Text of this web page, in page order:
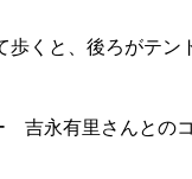
歩くと、後ろがテン
吉永有里さんとの